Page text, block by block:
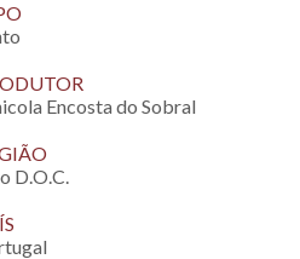
Encosta do Sobral
D.O.C.